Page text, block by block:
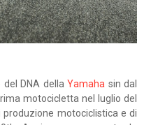
DNA della Yamaha sin dal
motocicletta nel luglio del
motociclistica e di